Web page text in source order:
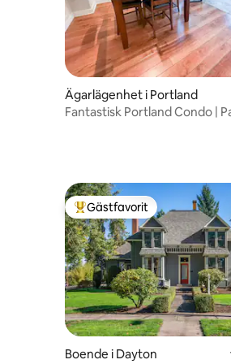
Ägarlägenhet i Portland
Fantastisk Portland Condo |
Populär gästfavorit
Gästfavorit
Boende i Dayton